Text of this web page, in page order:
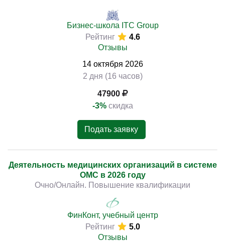
Бизнес-школа ITC Group
Рейтинг
4.6
Отзывы
14 октября 2026
2 дня (16 часов)
47900
-3% скидка
Подать заявку
Деятельность медицинских организаций в системе
ОМС в 2026 году
Очно/Онлайн. Повышение квалификации
ФинКонт, учебный центр
Рейтинг
5.0
Отзывы